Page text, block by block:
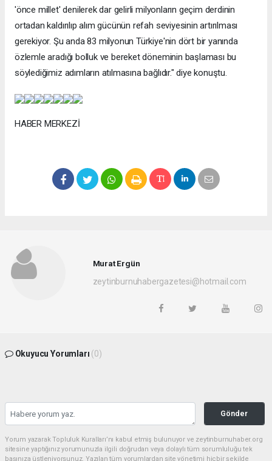
'önce millet' denilerek dar gelirli milyonların geçim derdinin
ortadan kaldırılıp alım gücünün refah seviyesinin artırılması
gerekiyor. Şu anda 83 milyonun Türkiye'nin dört bir yanında
özlemle aradığı bolluk ve bereket döneminin başlaması bu
söylediğimiz adımların atılmasına bağlıdır." diye konuştu.
HABER MERKEZİ
Murat Ergün
zeytinburnuhabergazetesi@hotmail.com
Okuyucu Yorumları (0)
Gönder
Yorum yazarak Topluluk Kuralları’nı kabul etmiş bulunuyor ve zeytinburnuhaber.org
sitesine yaptığınız yorumunuzla ilgili doğrudan veya dolaylı tüm sorumluluğu tek
başınıza üstleniyorsunuz. Yazılan tüm yorumlardan site yönetimi hiçbir şekilde